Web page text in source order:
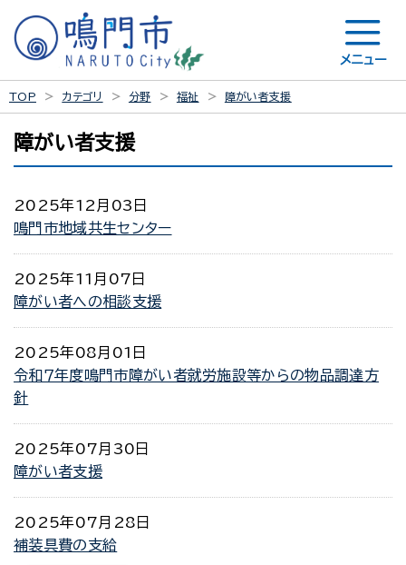
メニュー
TOP カテゴリ 分野 福祉 障がい者支援
障がい者支援
2025年12月03日
鳴門市地域共生センター
2025年11月07日
障がい者への相談支援
2025年08月01日
令和７年度鳴門市障がい者就労施設等からの物品調達方
針
2025年07月30日
障がい者支援
2025年07月28日
補装具費の支給